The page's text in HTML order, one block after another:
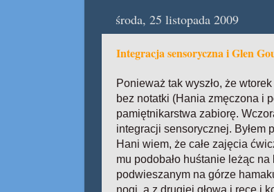
środa, 25 listopada 2009
Integracja sensoryczna i Glen
Ponieważ tak wyszło, że wtorek
bez notatki (Hania zmęczona i
pamiętnikarstwa zabiorę.
integracji sensorycznej. Byłem
Hani wiem, że całe zajęcia
mu podobało huśtanie leżąc
podwieszanym na górze
nogi, a z drugiej głowa i ręce i